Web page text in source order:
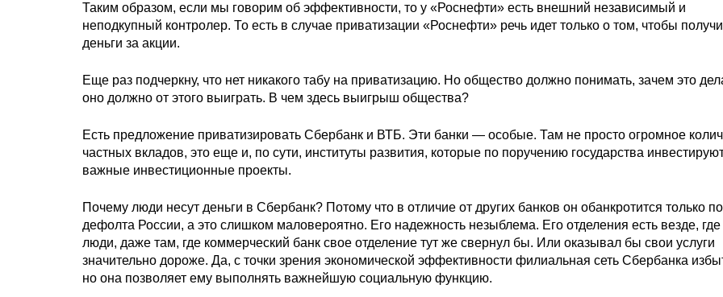
Таким образом, если мы говорим об эффективности, то у «Роснефти» есть внешний независимый и
неподкупный контролер. То есть в случае приватизации «Роснефти» речь идет только о том, чтобы
деньги за акции.
Еще раз подчеркну, что нет никакого табу на приватизацию. Но общество должно понимать, зачем это
оно должно от этого выиграть. В чем здесь выигрыш общества?
Есть предложение приватизировать Сбербанк и ВТБ. Эти банки — особые. Там не просто огромное
частных вкладов, это еще и, по сути, институты развития, которые по поручению государства
важные инвестиционные проекты.
Почему люди несут деньги в Сбербанк? Потому что в отличие от других банков он обанкротится только
дефолта России, а это слишком маловероятно. Его надежность незыблема. Его отделения есть везде,
люди, даже там, где коммерческий банк свое отделение тут же свернул бы. Или оказывал бы свои услуги
значительно дороже. Да, с точки зрения экономической эффективности филиальная сеть Сбербанка
но она позволяет ему выполнять важнейшую социальную функцию.